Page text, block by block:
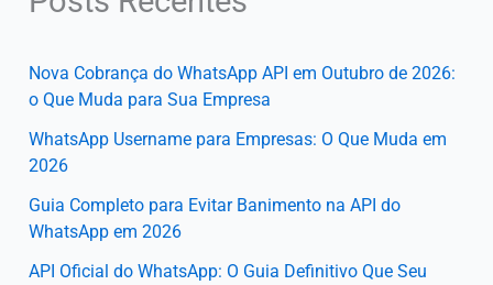
Nova Cobrança do WhatsApp API em Outubro de 2026:
o Que Muda para Sua Empresa
WhatsApp Username para Empresas: O Que Muda em
2026
Guia Completo para Evitar Banimento na API do
WhatsApp em 2026
API Oficial do WhatsApp: O Guia Definitivo Que Seu